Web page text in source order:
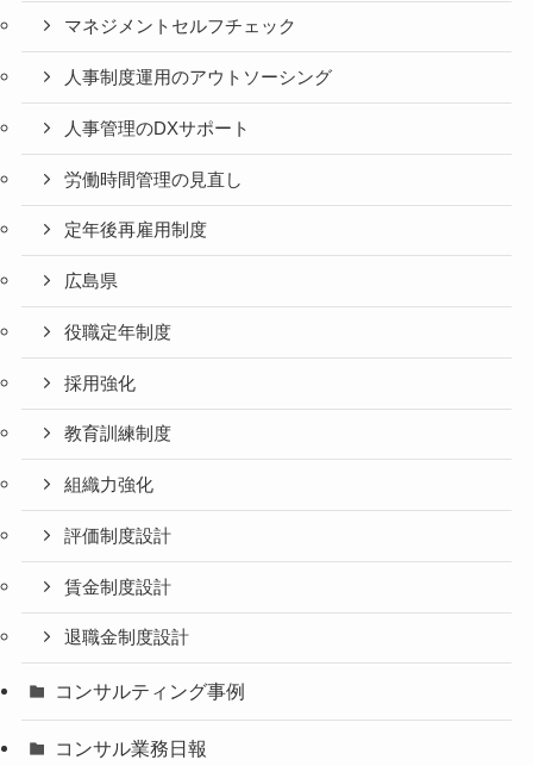
マネジメントセルフチェック
人事制度運用のアウトソーシング
人事管理のDXサポート
労働時間管理の見直し
定年後再雇用制度
広島県
役職定年制度
採用強化
教育訓練制度
組織力強化
評価制度設計
賃金制度設計
退職金制度設計
コンサルティング事例
コンサル業務日報